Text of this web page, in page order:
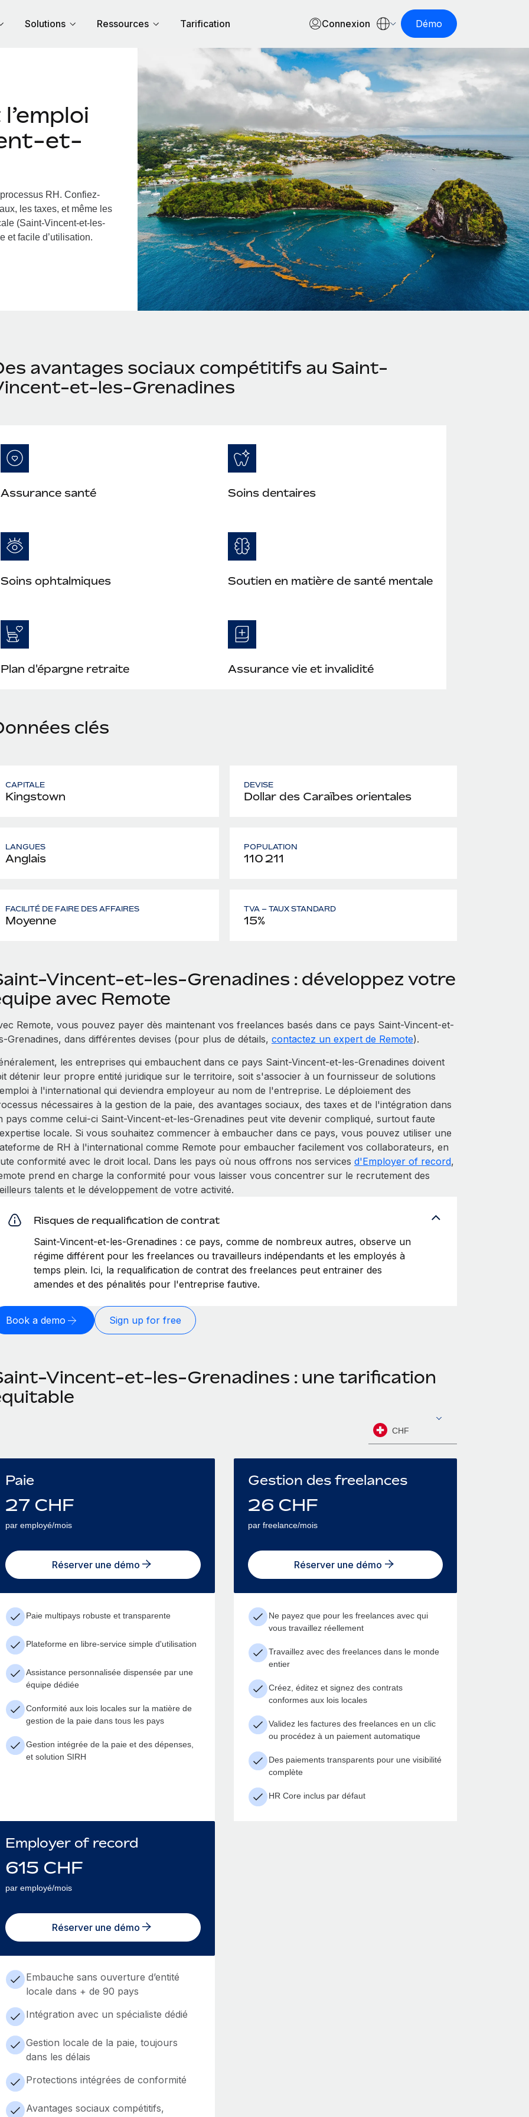
Solutions Ressources Tarification Connexion Démo
et-
RH. Confiez-
les taxes, et même les
(Saint-Vincent-et-les-
et facile d’utilisation.
avantages sociaux compétitifs au Saint-
et-les-Grenadines
Assurance santé Soins dentaires
Soins ophtalmiques Soutien en matière de santé mentale
Plan d'épargne retraite Assurance vie et invalidité
clés
CAPITALE
Kingstown
DEVISE
Dollar des Caraïbes orientales
LANGUES
Anglais
POPULATION
110 211
FACILITÉ DE FAIRE DES AFFAIRES
Moyenne
TVA – TAUX STANDARD
15%
Vincent-et-les-Grenadines : développez votre
avec Remote
Remote, vous pouvez payer dès maintenant vos freelances basés dans ce pays Saint-Vincent-et-
Grenadines, dans différentes devises (pour plus de détails, contactez un expert de Remote).
les entreprises qui embauchent dans ce pays Saint-Vincent-et-les-Grenadines doivent
détenir leur propre entité juridique sur le territoire, soit s'associer à un fournisseur de solutions
à l'international qui deviendra employeur au nom de l'entreprise. Le déploiement des
nécessaires à la gestion de la paie, des avantages sociaux, des taxes et de l'intégration dans
pays comme celui-ci Saint-Vincent-et-les-Grenadines peut vite devenir compliqué, surtout faute
locale. Si vous souhaitez commencer à embaucher dans ce pays, vous pouvez utiliser une
de RH à l'international comme Remote pour embaucher facilement vos collaborateurs, en
conformité avec le droit local. Dans les pays où nous offrons nos services d'Employer of record,
prend en charge la conformité pour vous laisser vous concentrer sur le recrutement des
talents et le développement de votre activité.
Risques de requalification de contrat
Saint-Vincent-et-les-Grenadines : ce pays, comme de nombreux autres, observe un
régime différent pour les freelances ou travailleurs indépendants et les employés à
temps plein. Ici, la requalification de contrat des freelances peut entrainer des
amendes et des pénalités pour l'entreprise fautive.
Book a demo Sign up for free
Vincent-et-les-Grenadines : une tarification
CHF
Paie
27 CHF
par employé/mois
Réserver une démo
Paie multipays robuste et transparente
Plateforme en libre-service simple d'utilisation
Assistance personnalisée dispensée par une
équipe dédiée
Conformité aux lois locales sur la matière de
gestion de la paie dans tous les pays
Gestion intégrée de la paie et des dépenses,
et solution SIRH
Gestion des freelances
26 CHF
par freelance/mois
Réserver une démo
Ne payez que pour les freelances avec qui
vous travaillez réellement
Travaillez avec des freelances dans le monde
entier
Créez, éditez et signez des contrats
conformes aux lois locales
Validez les factures des freelances en un clic
ou procédez à un paiement automatique
Des paiements transparents pour une visibilité
complète
HR Core inclus par défaut
Employer of record
615 CHF
par employé/mois
Réserver une démo
Embauche sans ouverture d’entité
locale dans + de 90 pays
Intégration avec un spécialiste dédié
Gestion locale de la paie, toujours
dans les délais
Protections intégrées de conformité
Avantages sociaux compétitifs,